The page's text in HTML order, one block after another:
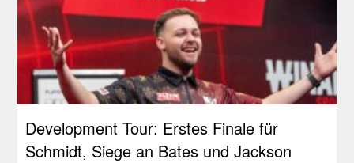
Development Tour: Erstes Finale für
Schmidt, Siege an Bates und Jackson